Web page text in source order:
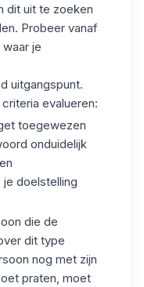
dit uit te zoeken
. Probeer vanaf
je
uitgangspunt.
evalueren:
toegewezen
onduidelijk
doelstelling
die de
dit type
nog met zijn
praten, moet